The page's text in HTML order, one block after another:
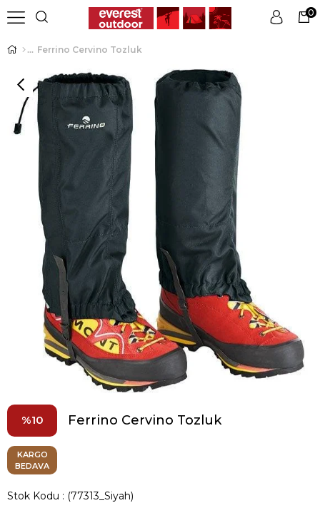
Üye Girişi
0
Ferrino Cervino Tozluk
10 Ferrino Cervino Tozluk
KARGO
BEDAVA
Stok Kodu (77313_Siyah)